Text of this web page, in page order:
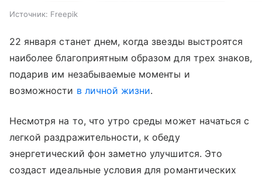
Источник: Freepik
22 января станет днем, когда звезды выстроятся
наиболее благоприятным образом для трех знаков,
подарив им незабываемые моменты и
возможности в личной жизни.
Несмотря на то, что утро среды может начаться с
легкой раздражительности, к обеду
энергетический фон заметно улучшится. Это
создаст идеальные условия для романтических